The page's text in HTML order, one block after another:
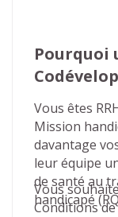
Pourquoi
Vous êtes
Mission
davantage
leur équipe
de santé au
handicapé
Vous
Conditions